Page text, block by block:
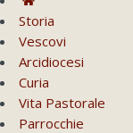
Storia
Vescovi
Arcidiocesi
Curia
Vita Pastorale
Parrocchie